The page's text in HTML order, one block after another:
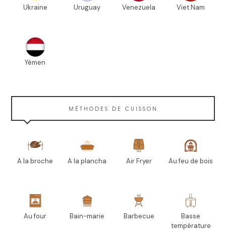
Ukraine Uruguay Venezuela Viet Nam
Yémen
MÉTHODES DE CUISSON
A la broche A la plancha Air Fryer Au feu de bois
Au four Bain-marie Barbecue
Basse
température